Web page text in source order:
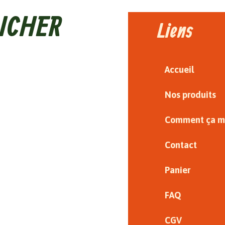
Liens
Accueil
Nos produits
Comment ça
Contact
Panier
FAQ
CGV